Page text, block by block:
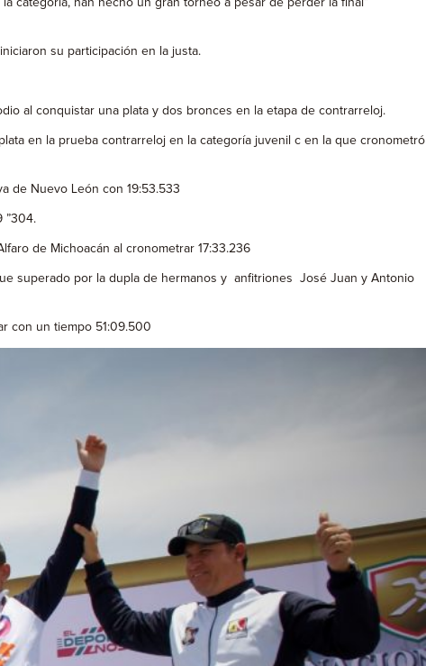
categoría, han hecho un gran torneo a pesar de perder la final”
su participación en la justa.
al conquistar una plata y dos bronces en la etapa de contrarreloj.
en la prueba contrarreloj en la categoría juvenil c en la que cronometró
de Nuevo León con 19:53.533
”304.
de Michoacán al cronometrar 17:33.236
superado por la dupla de hermanos y anfitriones José Juan y Antonio
con un tiempo 51:09.500